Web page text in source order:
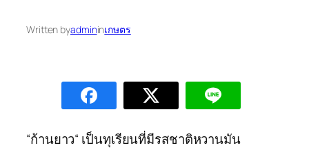
Written byadmininเกษตร
“ก้านยาว“ เป็นทุเรียนที่มีรสชาติหวานมัน